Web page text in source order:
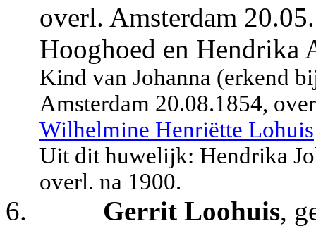
overl. Amsterdam
Hooghoed en Hendrika
Kind van Johanna (erkend
Amsterdam 20.08.1854,
Wilhelmine Henriëtte Lohuis
Uit dit huwelijk: Hendrika
overl. na 1900.
6. Gerrit Loohuis,